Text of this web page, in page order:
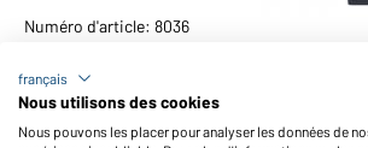
Numéro d'article: 8036
Pantalon de loisir homme OCS
français
Nous utilisons des cookies
Nous pouvons les placer pour analyser les données de